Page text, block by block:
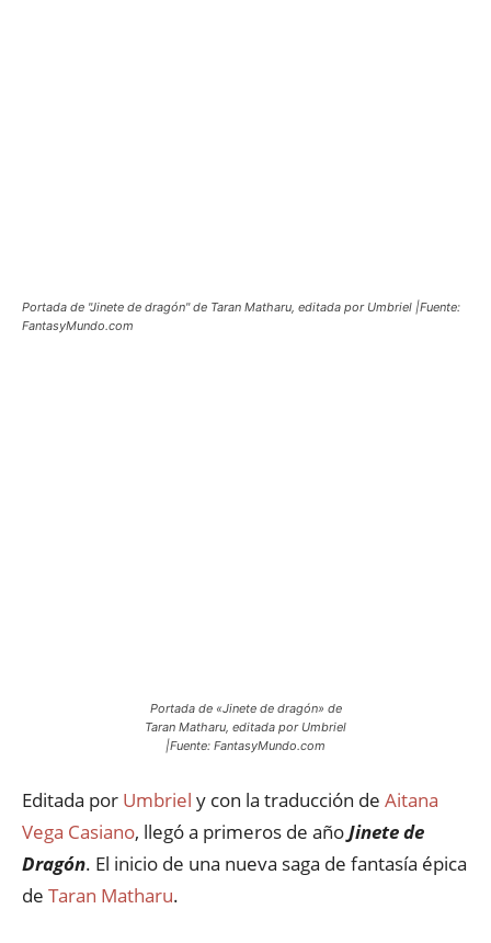
Portada de "Jinete de dragón" de Taran Matharu, editada por Umbriel |Fuente:
FantasyMundo.com
Portada de «Jinete de dragón» de
Taran Matharu, editada por Umbriel
|Fuente: FantasyMundo.com
Editada por Umbriel y con la traducción de Aitana
Vega Casiano, llegó a primeros de añoJinete de
Dragón. El inicio de una nueva saga de fantasía épica
de Taran Matharu.